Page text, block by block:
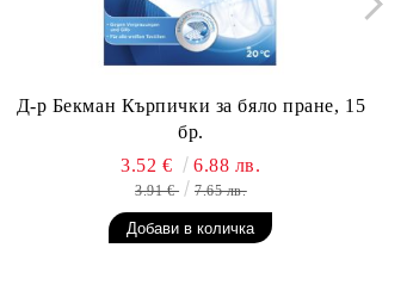
Д-р Бекман Кърпички за бяло пране, 15
бр.
3.52 € 6.88 лв.
3.91 € 7.65 лв.